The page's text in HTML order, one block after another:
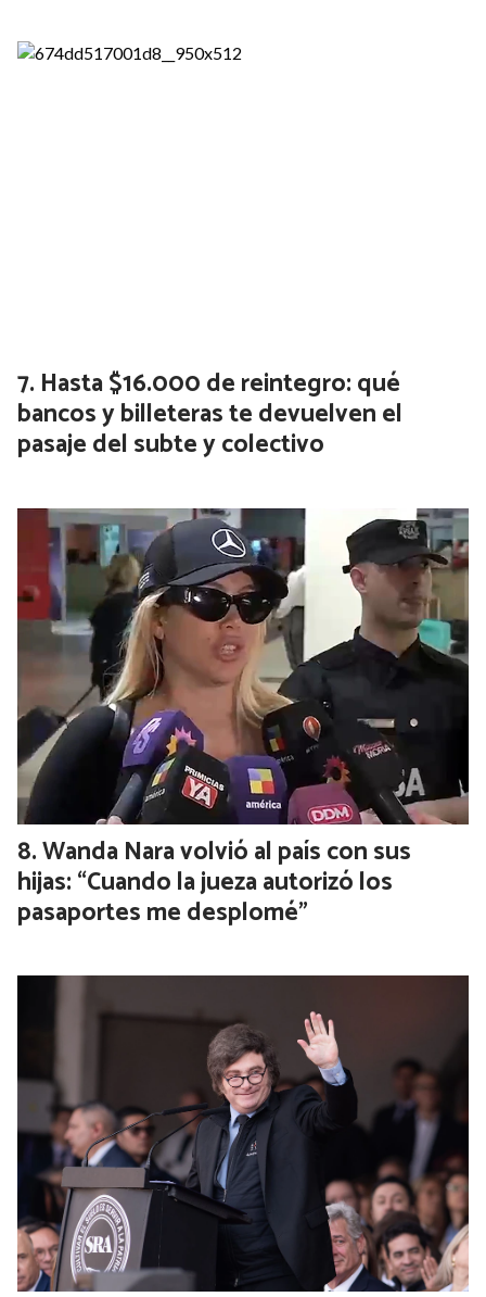
Hasta $16.000 de reintegro: qué
bancos y billeteras te devuelven el
pasaje del subte y colectivo
Wanda Nara volvió al país con sus
hijas: “Cuando la jueza autorizó los
pasaportes me desplomé”